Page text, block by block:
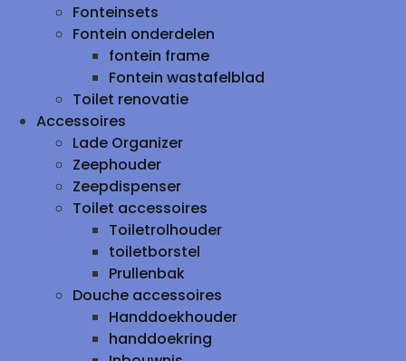
Fonteinsets
Fontein onderdelen
fontein frame
Fontein wastafelblad
Toilet renovatie
Accessoires
Lade Organizer
Zeephouder
Zeepdispenser
Toilet accessoires
Toiletrolhouder
toiletborstel
Prullenbak
Douche accessoires
Handdoekhouder
handdoekring